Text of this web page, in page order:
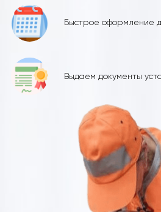
Быстрое оформление
Выдаем документы